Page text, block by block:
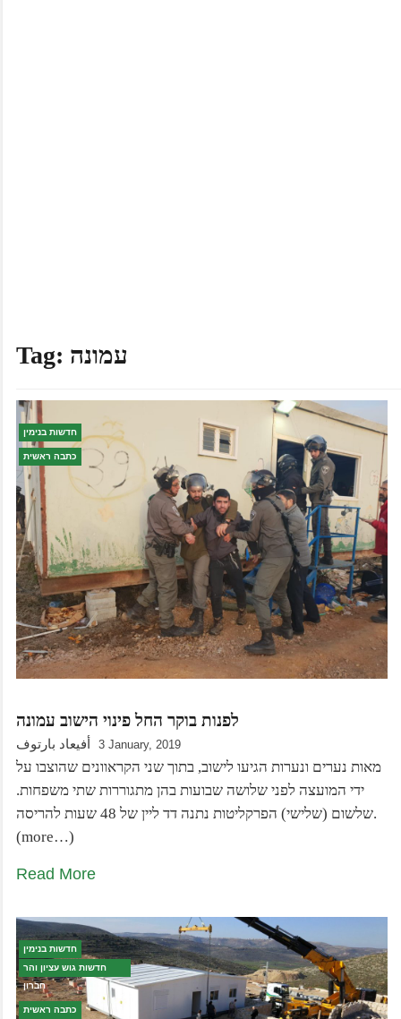
Tag: עמונה
חדשות בנימין
כתבה ראשית
לפנות בוקר החל פינוי הישוב עמונה
أفيعاد بارتوف 3 January, 2019
מאות נערים ונערות הגיעו לישוב, בתוך שני הקראוונים שהוצבו על
ידי המועצה לפני שלושה שבועות בהן מתגוררות שתי משפחות.
שלשום (שלישי) הפרקליטות נתנה דד ליין של 48 שעות להריסה.
(more…)
Read More
חדשות בנימין
חדשות גוש עציון והר
חברון
כתבה ראשית